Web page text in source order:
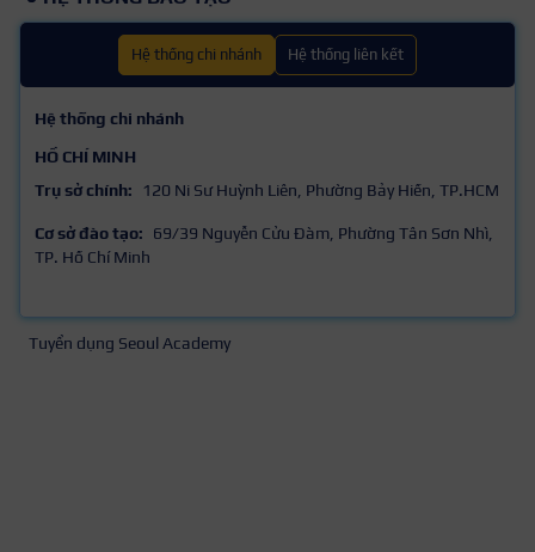
Hệ thống chi nhánh Hệ thống liên kết
Hệ thống chi nhánh
HỒ CHÍ MINH
Trụ sở chính:
120 Ni Sư Huỳnh Liên, Phường Bảy Hiền, TP.HCM
Cơ sở đào tạo:
69/39 Nguyễn Cửu Đàm, Phường Tân Sơn Nhì,
TP. Hồ Chí Minh
Tuyển dụng Seoul Academy